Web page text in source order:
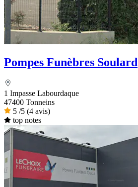
Pompes Funèbres Soulard
1 Impasse Labourdaque
47400 Tonneins
5 /5 (4 avis)
top notes